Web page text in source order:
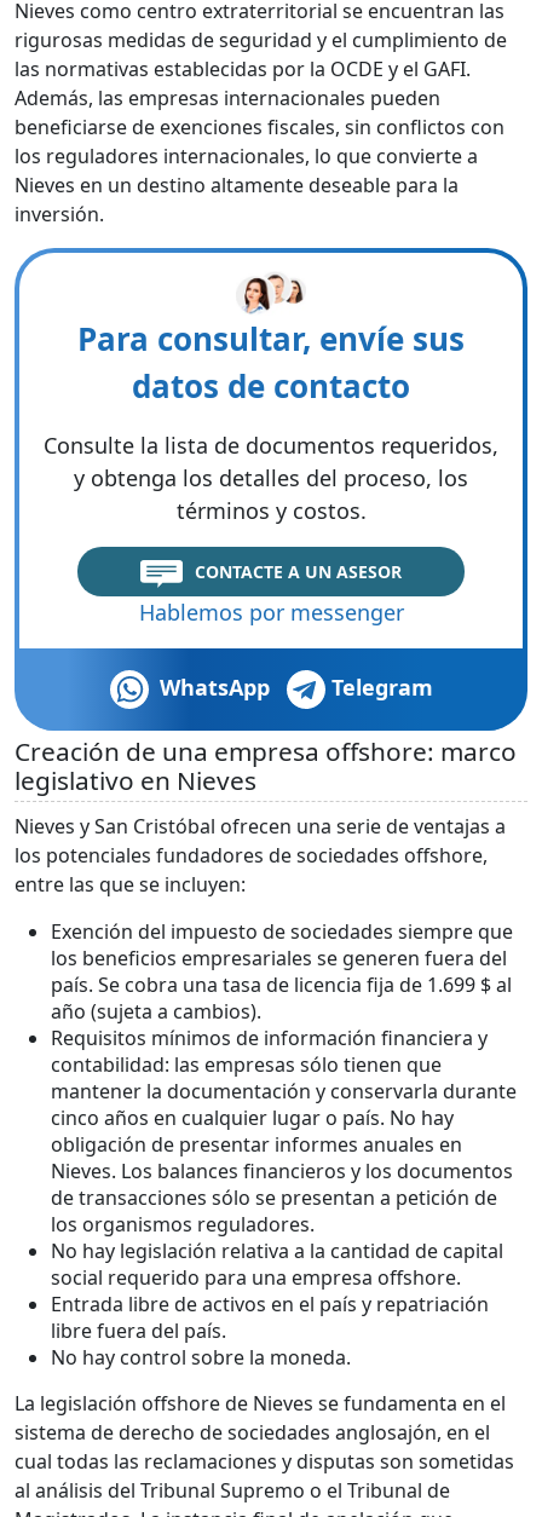
Nieves como centro extraterritorial se encuentran las
rigurosas medidas de seguridad y el cumplimiento de
las normativas establecidas por la OCDE y el GAFI.
Además, las empresas internacionales pueden
beneficiarse de exenciones fiscales, sin conflictos con
los reguladores internacionales, lo que convierte a
Nieves en un destino altamente deseable para la
inversión.
Para consultar, envíe sus
datos de contacto
Consulte la lista de documentos requeridos,
y obtenga los detalles del proceso, los
términos y costos.
CONTACTE A UN ASESOR
Hablemos por messenger
WhatsApp Telegram
Creación de una empresa offshore: marco
legislativo en Nieves
Nieves y San Cristóbal ofrecen una serie de ventajas a
los potenciales fundadores de sociedades offshore,
entre las que se incluyen:
Exención del impuesto de sociedades siempre que
los beneficios empresariales se generen fuera del
país. Se cobra una tasa de licencia fija de 1.699 $ al
año (sujeta a cambios).
Requisitos mínimos de información financiera y
contabilidad: las empresas sólo tienen que
mantener la documentación y conservarla durante
cinco años en cualquier lugar o país. No hay
obligación de presentar informes anuales en
Nieves. Los balances financieros y los documentos
de transacciones sólo se presentan a petición de
los organismos reguladores.
No hay legislación relativa a la cantidad de capital
social requerido para una empresa offshore.
Entrada libre de activos en el país y repatriación
libre fuera del país.
No hay control sobre la moneda.
La legislación offshore de Nieves se fundamenta en el
sistema de derecho de sociedades anglosajón, en el
cual todas las reclamaciones y disputas son sometidas
al análisis del Tribunal Supremo o el Tribunal de